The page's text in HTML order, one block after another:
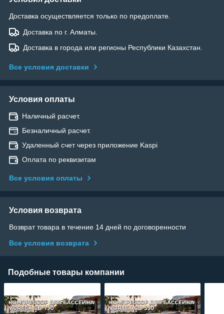
Доставка осуществляется только по предоплате.
Доставка по г. Алматы.
Доставка в города или регионы Республики Казахстан.
Все условия доставки
Условия оплаты
Наличный расчет.
Безналичный расчет.
Удаленный счет через приложение Kaspi
Оплата по реквизитам
Все условия оплаты
Условия возврата
Возврат товара в течение 14 дней по договоренности
Все условия возврата
Подобные товары компании